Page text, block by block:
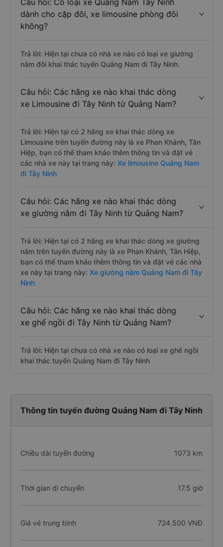
Câu hỏi: Có loại xe Quảng Nam Tây Ninh
dành cho cặp đôi, xe limousine phòng đôi
không?
Trả lời: Hiện tại chưa có nhà xe nào có loại xe giường
nằm đôi khai thác tuyến Quảng Nam đi Tây Ninh.
Câu hỏi: Các hãng xe nào khai thác dòng
xe Limousine đi Tây Ninh từ Quảng Nam?
Trả lời: Hiện tại có 2 hãng xe khai thác dòng xe
Limousine trên tuyến đường này là xe Phan Khánh, Tân
Hiệp, bạn có thể tham khảo thêm thông tin và đặt vé
các nhà xe này tại trang này: Xe limousine Quảng Nam
đi Tây Ninh
Câu hỏi: Các hãng xe nào khai thác dòng
xe giường nằm đi Tây Ninh từ Quảng Nam?
Trả lời: Hiện tại có 2 hãng xe khai thác dòng xe giường
nằm trên tuyến đường này là xe Phan Khánh, Tân Hiệp,
bạn có thể tham khảo thêm thông tin và đặt vé các nhà
xe này tại trang này: Xe giường nằm Quảng Nam đi Tây
Ninh
Câu hỏi: Các hãng xe nào khai thác dòng
xe ghế ngồi đi Tây Ninh từ Quảng Nam?
Trả lời: Hiện tại chưa có nhà xe nào có loại xe ghế ngồi
khai thác tuyến Quảng Nam đi Tây Ninh
Thông tin tuyến đường Quảng Nam đi Tây Ninh
Chiều dài tuyến đường 1073 km
Thời gian di chuyển 17.5 giờ
Giá vé trung bình 724.500 VNĐ